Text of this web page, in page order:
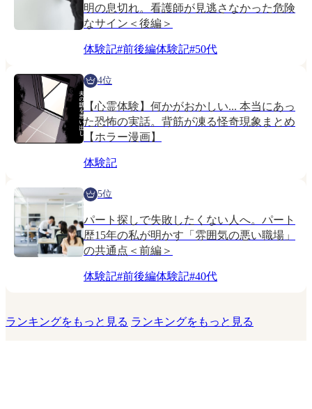
明の息切れ。看護師が見逃さなかった危険
なサイン＜後編＞
体験記#前後編体験記#50代
4位
【心霊体験】何かがおかしい... 本当にあっ
た恐怖の実話。背筋が凍る怪奇現象まとめ
【ホラー漫画】
体験記
5位
パート探しで失敗したくない人へ。パート
歴15年の私が明かす「雰囲気の悪い職場」
の共通点＜前編＞
体験記#前後編体験記#40代
ランキングをもっと見る ランキングをもっと見る